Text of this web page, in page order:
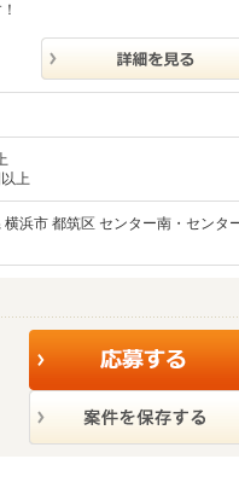
上
横浜市 都筑区 センター南・センタ